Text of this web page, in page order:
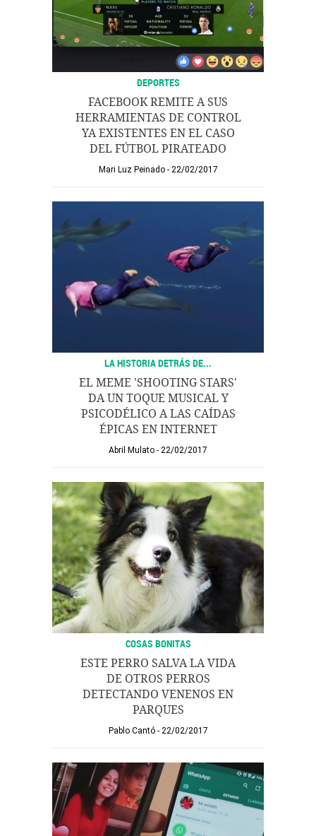
DEPORTES
FACEBOOK REMITE A SUS
HERRAMIENTAS DE CONTROL
YA EXISTENTES EN EL CASO
DEL FÚTBOL PIRATEADO
Mari Luz Peinado 22/02/2017
LA HISTORIA DETRÁS DE...
EL MEME 'SHOOTING STARS'
DA UN TOQUE MUSICAL Y
PSICODÉLICO A LAS CAÍDAS
ÉPICAS EN INTERNET
Abril Mulato 22/02/2017
COSAS BONITAS
ESTE PERRO SALVA LA VIDA
DE OTROS PERROS
DETECTANDO VENENOS EN
PARQUES
Pablo Cantó 22/02/2017